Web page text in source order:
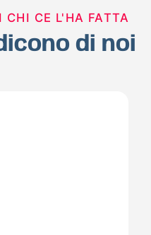
CE L'HA FATTA
di noi